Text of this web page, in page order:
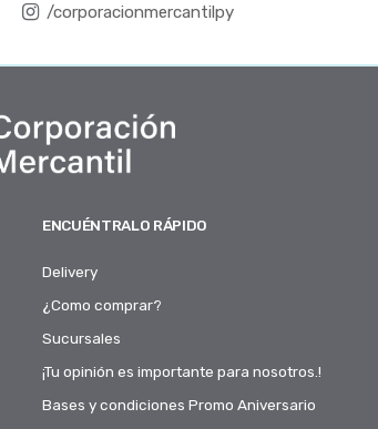
/corporacionmercantilpy
ENCUÉNTRALO RÁPIDO
Delivery
¿Como comprar?
Sucursales
¡Tu opinión es importante para nosotros.!
Bases y condiciones Promo Aniversario